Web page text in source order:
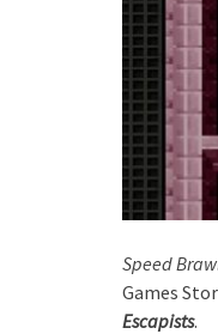
Speed
Games
Escapists.